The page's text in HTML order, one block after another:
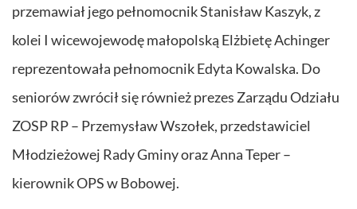
przemawiał jego pełnomocnik Stanisław Kaszyk, z
kolei I wicewojewodę małopolską Elżbietę Achinger
reprezentowała pełnomocnik Edyta Kowalska. Do
seniorów zwrócił się również prezes Zarządu Odziału
ZOSP RP – Przemysław Wszołek, przedstawiciel
Młodzieżowej Rady Gminy oraz Anna Teper –
kierownik OPS w Bobowej.